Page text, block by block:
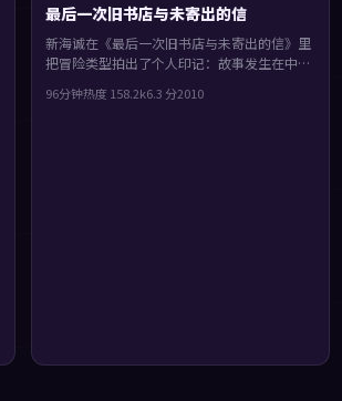
最后一次旧书店与未寄出的信
新海诚在《最后一次旧书店与未寄出的信》里
把冒险类型拍出了个人印记：故事发生在中国
娜、孔刘、杨紫琼。真相像洋葱一样被层层剥
96分钟热度 158.2k6.3 分2010